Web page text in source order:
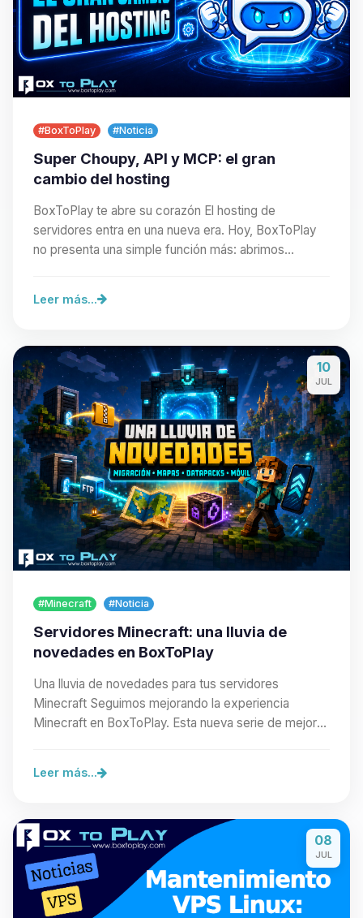
#BoxToPlay #Noticia
Super Choupy, API y MCP: el gran
cambio del hosting
BoxToPlay te abre su corazón El hosting de
servidores entra en una nueva era. Hoy, BoxToPlay
no presenta una simple función más: abrimos
Leer más...
10
JUL
#Minecraft #Noticia
Servidores Minecraft: una lluvia de
novedades en BoxToPlay
Una lluvia de novedades para tus servidores
Minecraft Seguimos mejorando la experiencia
Minecraft en BoxToPlay. Esta nueva serie de mejoras
Leer más...
08
JUL